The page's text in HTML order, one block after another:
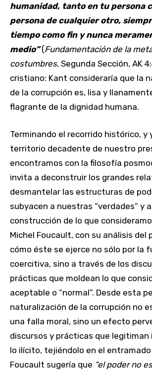
humanidad, tanto en tu persona
persona de cualquier otro,
tiempo como fin y nunca
medio”(Fundamentación de la
costumbres, Segunda Sección, AK
cristiano: Kant consideraría que la
de la corrupción es, lisa y
flagrante de la dignidad humana.
Terminando el recorrido histórico, y
territorio decadente de nuestro
encontramos con la filosofía
invita a deconstruir los grandes
desmantelar las estructuras de
subyacen a nuestras “verdades” y
construcción de lo que
Michel Foucault, con su análisis del
cómo éste se ejerce no sólo por la
coercitiva, sino a través de los
prácticas que moldean lo que
aceptable o “normal”. Desde esta
naturalización de la corrupción no
una falla moral, sino un efecto
discursos y prácticas que
lo ilícito, tejiéndolo en el entramado
Foucault sugería que “el poder no